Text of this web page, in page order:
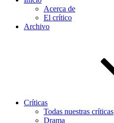
Acerca de
El crítico
Archivo
Críticas
Todas nuestras críticas
Drama